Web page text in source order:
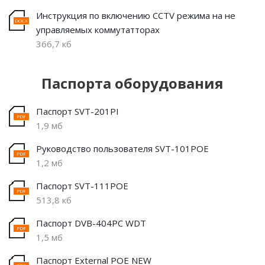
Инструкция по включению CCTV режима на не
управляемых коммутатторах
366,7 кб
Паспорта оборудования
Паспорт SVT-201PI
1,9 мб
Руководство пользователя SVT-101POE
1,2 мб
Паспорт SVT-111POE
513,8 кб
Паспорт DVB-404PC WDT
1,5 мб
Паспорт External POE NEW